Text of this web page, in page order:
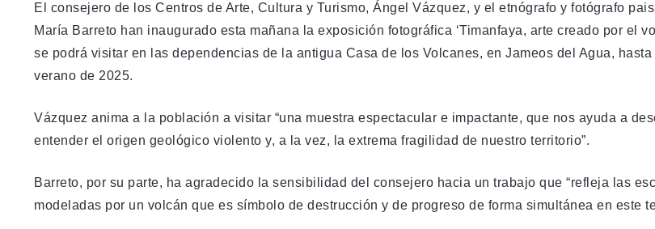
El consejero de los Centros de Arte, Cultura y Turismo, Ángel Vázquez, y el etnógrafo y fotógrafo
María Barreto han inaugurado esta mañana la exposición fotográfica ‘Timanfaya, arte creado por el
se podrá visitar en las dependencias de la antigua Casa de los Volcanes, en Jameos del Agua,
verano de 2025.
Vázquez anima a la población a visitar “una muestra espectacular e impactante, que nos ayuda a
entender el origen geológico violento y, a la vez, la extrema fragilidad de nuestro territorio”.
Barreto, por su parte, ha agradecido la sensibilidad del consejero hacia un trabajo que “refleja las
modeladas por un volcán que es símbolo de destrucción y de progreso de forma simultánea en este